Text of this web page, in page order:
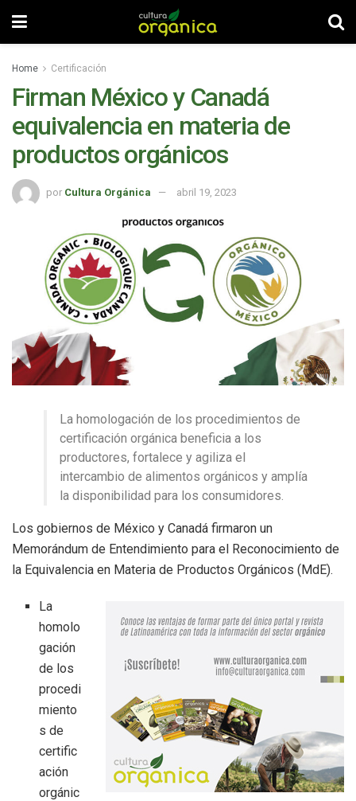
Home Certificación
Firman México y Canadá
equivalencia en materia de
productos orgánicos
por Cultura Orgánica abril 19, 2023
La homologación de los procedimientos de
certificación orgánica beneficia a los
productores, fortalece y agiliza el
intercambio de alimentos orgánicos y amplía
la disponibilidad para los consumidores.
Los gobiernos de México y Canadá firmaron un
Memorándum de Entendimiento para el Reconocimiento de
la Equivalencia en Materia de Productos Orgánicos (MdE).
La
homolo
gación
de los
procedi
miento
s de
certific
ación
orgánic